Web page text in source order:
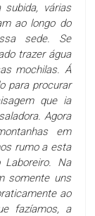
várias
ao longo do
sede. Se
trazer água
mochilas. Á
para procurar
que ia
Agora
em
rumo a esta
Laboreiro. Na
somente uns
ao
fazíamos, a